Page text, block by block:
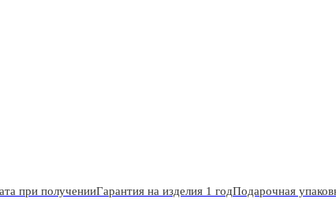
при полученииГарантия на изделия 1 годПодарочная